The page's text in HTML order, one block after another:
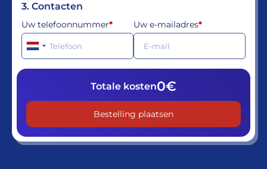
3. Contacten
Uw telefoonnummer* Uw e-mailadres*
Totale kosten0€